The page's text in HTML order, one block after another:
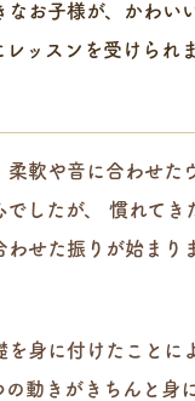
なお子様が、かわい
ッスンを受けられま
柔軟や音に合わせた
でしたが、 慣れてき
わせた振りが始まり
を身に付けたことに
の動きがきちんと身